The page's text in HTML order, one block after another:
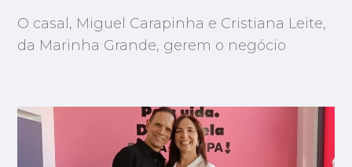
O casal, Miguel Carapinha e Cristiana Leite,
da Marinha Grande, gerem o negócio